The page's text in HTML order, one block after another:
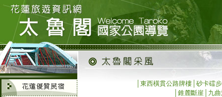
東西橫貫公路牌樓│ 砂卡礑
錐麓斷崖 九